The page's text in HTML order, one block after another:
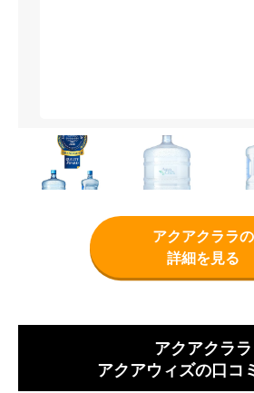
アクアクララの
詳細を見る
アクアクララ
アクアウィズの口コ